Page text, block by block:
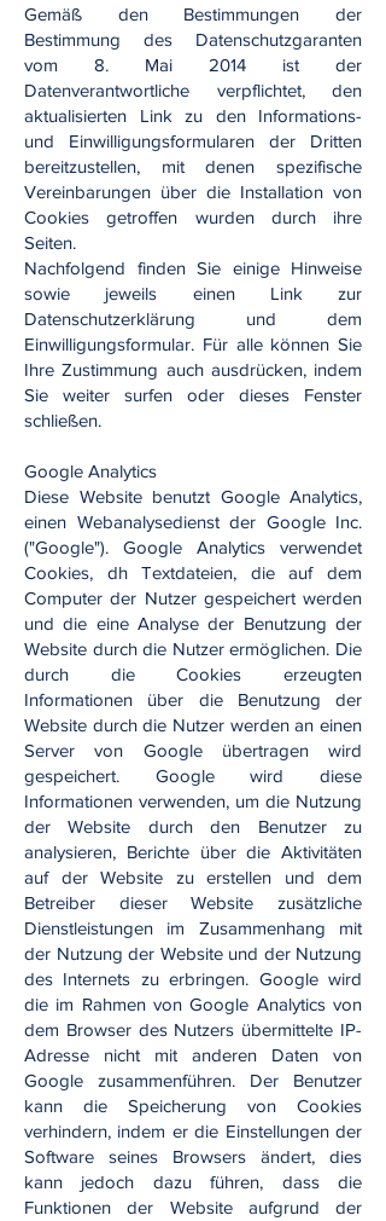
Gemäß den Bestimmungen der
Bestimmung des Datenschutzgaranten
vom 8. Mai 2014 ist der
Datenverantwortliche verpflichtet, den
aktualisierten Link zu den Informations-
und Einwilligungsformularen der Dritten
bereitzustellen, mit denen spezifische
Vereinbarungen über die Installation von
Cookies getroffen wurden durch ihre
Seiten.
Nachfolgend finden Sie einige Hinweise
sowie jeweils einen Link zur
Datenschutzerklärung und dem
Einwilligungsformular. Für alle können Sie
Ihre Zustimmung auch ausdrücken, indem
Sie weiter surfen oder dieses Fenster
schließen.
Google Analytics
Diese Website benutzt Google Analytics,
einen Webanalysedienst der Google Inc.
("Google"). Google Analytics verwendet
Cookies, dh Textdateien, die auf dem
Computer der Nutzer gespeichert werden
und die eine Analyse der Benutzung der
Website durch die Nutzer ermöglichen. Die
durch die Cookies erzeugten
Informationen über die Benutzung der
Website durch die Nutzer werden an einen
Server von Google übertragen wird
gespeichert. Google wird diese
Informationen verwenden, um die Nutzung
der Website durch den Benutzer zu
analysieren, Berichte über die Aktivitäten
auf der Website zu erstellen und dem
Betreiber dieser Website zusätzliche
Dienstleistungen im Zusammenhang mit
der Nutzung der Website und der Nutzung
des Internets zu erbringen. Google wird
die im Rahmen von Google Analytics von
dem Browser des Nutzers übermittelte IP-
Adresse nicht mit anderen Daten von
Google zusammenführen. Der Benutzer
kann die Speicherung von Cookies
verhindern, indem er die Einstellungen der
Software seines Browsers ändert, dies
kann jedoch dazu führen, dass die
Funktionen der Website aufgrund der